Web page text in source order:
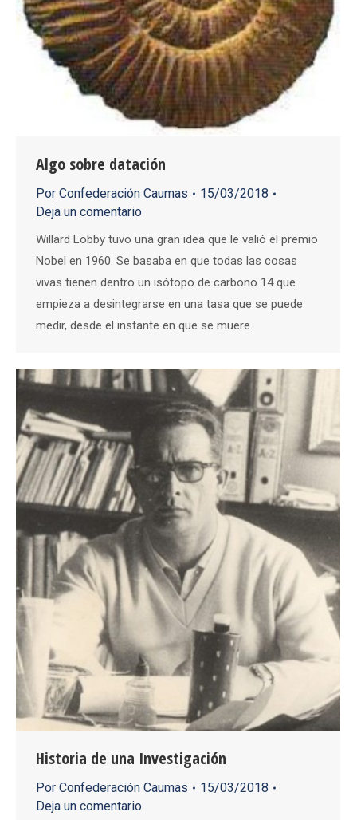
Algo sobre datación
Por Confederación Caumas
15/03/2018
Deja un comentario
Willard Lobby tuvo una gran idea que le valió el premio
Nobel en 1960. Se basaba en que todas las cosas
vivas tienen dentro un isótopo de carbono 14 que
empieza a desintegrarse en una tasa que se puede
medir, desde el instante en que se muere.
Historia de una Investigación
Por Confederación Caumas
15/03/2018
Deja un comentario